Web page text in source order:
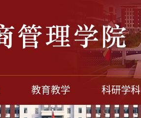
教育教学 科研学科